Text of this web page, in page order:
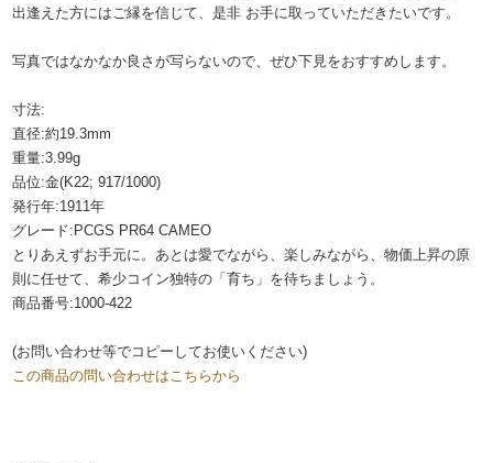
出逢えた方にはご縁を信じて、是非 お手に取っていただきたいです。
写真ではなかなか良さが写らないので、ぜひ下見をおすすめします。
寸法:
直径:約19.3mm
重量:3.99g
品位:金(K22; 917/1000)
発行年:1911年
グレード:PCGS PR64 CAMEO
とりあえずお手元に。あとは愛でながら、楽しみながら、物価上昇の原
則に任せて、希少コイン独特の「育ち」を待ちましょう。
商品番号:1000-422
(お問い合わせ等でコピーしてお使いください)
この商品の問い合わせはこちらから